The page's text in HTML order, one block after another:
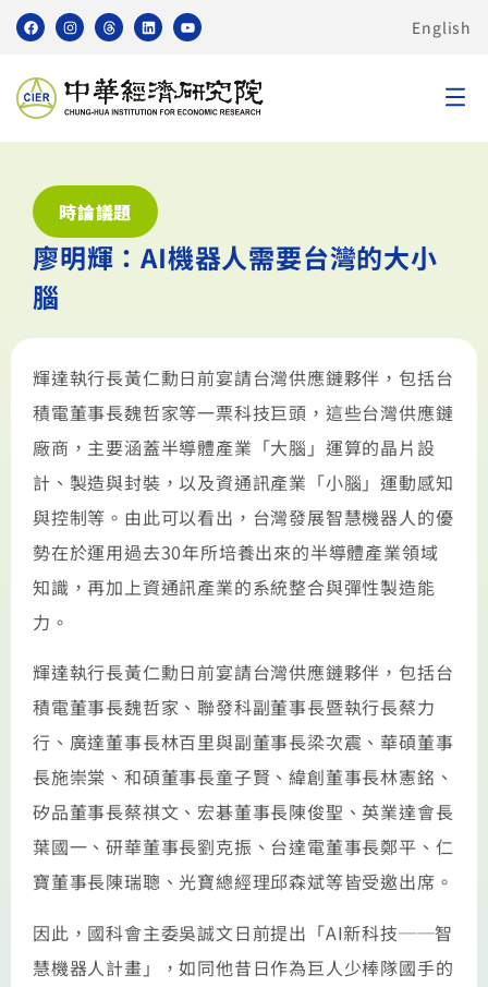
English
時論議題
廖明輝：AI機器人需要台灣的大小
腦
輝達執行長黃仁勳日前宴請台灣供應鏈夥伴，包括台
積電董事長魏哲家等一票科技巨頭，這些台灣供應鏈
廠商，主要涵蓋半導體產業「大腦」運算的晶片設
計、製造與封裝，以及資通訊產業「小腦」運動感知
與控制等。由此可以看出，台灣發展智慧機器人的優
勢在於運用過去30年所培養出來的半導體產業領域
知識，再加上資通訊產業的系統整合與彈性製造能
力。
輝達執行長黃仁勳日前宴請台灣供應鏈夥伴，包括台
積電董事長魏哲家、聯發科副董事長暨執行長蔡力
行、廣達董事長林百里與副董事長梁次震、華碩董事
長施崇棠、和碩董事長童子賢、緯創董事長林憲銘、
矽品董事長蔡祺文、宏碁董事長陳俊聖、英業達會長
葉國一、研華董事長劉克振、台達電董事長鄭平、仁
寶董事長陳瑞聰、光寶總經理邱森斌等皆受邀出席。
因此，國科會主委吳誠文日前提出「AI新科技──智
慧機器人計畫」，如同他昔日作為巨人少棒隊國手的